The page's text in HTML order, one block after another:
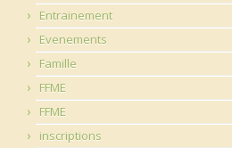
Entrainement
Evenements
Famille
FFME
FFME
inscriptions